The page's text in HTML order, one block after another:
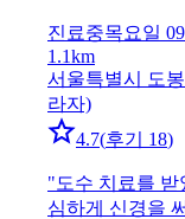
진료중목요일
1.1km
서울특별시 도
라자)
4.7(후기 18)
"도수 치료를
심하게 신경을